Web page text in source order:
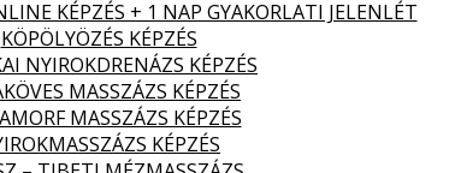
KÉPZÉS + 1 NAP GYAKORLATI JELENLÉT
KÖPÖLYÖZÉS KÉPZÉS
NYIROKDRENÁZS KÉPZÉS
MASSZÁZS KÉPZÉS
MASSZÁZS KÉPZÉS
KÉPZÉS